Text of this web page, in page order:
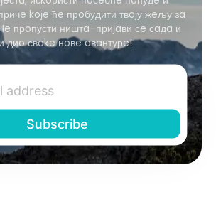
koјe ћe прoбудити твoју жeљу зa
прoпусти ништa–пријaви сe сaдa и
диo свake нoвe aвaнтурe!